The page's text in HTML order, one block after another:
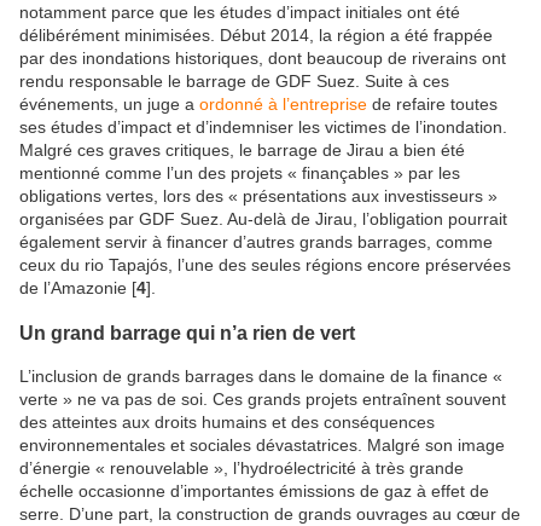
notamment parce que les études d’impact initiales ont été
délibérément minimisées. Début 2014, la région a été frappée
par des inondations historiques, dont beaucoup de riverains ont
rendu responsable le barrage de GDF Suez. Suite à ces
événements, un juge a ordonné à l’entreprise de refaire toutes
ses études d’impact et d’indemniser les victimes de l’inondation.
Malgré ces graves critiques, le barrage de Jirau a bien été
mentionné comme l’un des projets « finançables » par les
obligations vertes, lors des « présentations aux investisseurs »
organisées par GDF Suez. Au-delà de Jirau, l’obligation pourrait
également servir à financer d’autres grands barrages, comme
ceux du rio Tapajós, l’une des seules régions encore préservées
de l’Amazonie [4].
Un grand barrage qui n’a rien de vert
L’inclusion de grands barrages dans le domaine de la finance «
verte » ne va pas de soi. Ces grands projets entraînent souvent
des atteintes aux droits humains et des conséquences
environnementales et sociales dévastatrices. Malgré son image
d’énergie « renouvelable », l’hydroélectricité à très grande
échelle occasionne d’importantes émissions de gaz à effet de
serre. D’une part, la construction de grands ouvrages au cœur de